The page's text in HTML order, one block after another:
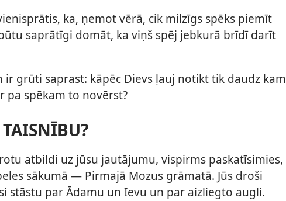
ka, ņemot vērā, cik milzīgs spēks piemīt
saprātīgi domāt, ka viņš spēj jebkurā brīdī darīt
ir grūti saprast: kāpēc Dievs ļauj notikt tik daudz kam
pa spēkam to novērst?
TAISNĪBU?
atbildi uz jūsu jautājumu, vispirms paskatīsimies,
sākumā — Pirmajā Mozus grāmatā. Jūs droši
stāstu par Ādamu un Ievu un par aizliegto augli.